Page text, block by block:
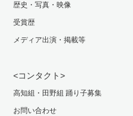
歴史・写真・映像
受賞歴
メディア出演・掲載等
<コンタクト>
高知組・田野組 踊り子募集
お問い合わせ